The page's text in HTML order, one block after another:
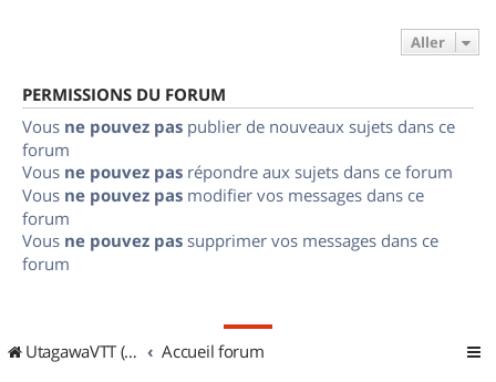
Aller
PERMISSIONS DU FORUM
Vous ne pouvez pas publier de nouveaux sujets dans ce
forum
Vous ne pouvez pas répondre aux sujets dans ce forum
Vous ne pouvez pas modifier vos messages dans ce
forum
Vous ne pouvez pas supprimer vos messages dans ce
forum
UtagawaVTT (Randos VTT et VTTAE avec traces GPS) Accueil forum